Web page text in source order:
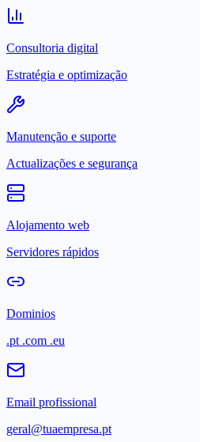
Consultoria digital
Estratégia e optimização
Manutenção e suporte
Actualizações e segurança
Alojamento web
Servidores rápidos
Dominios
.pt .com .eu
Email profissional
geral@tuaempresa.pt